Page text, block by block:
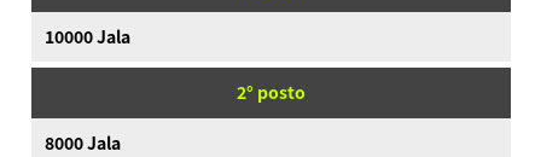
10000 Jala
2° posto
8000 Jala